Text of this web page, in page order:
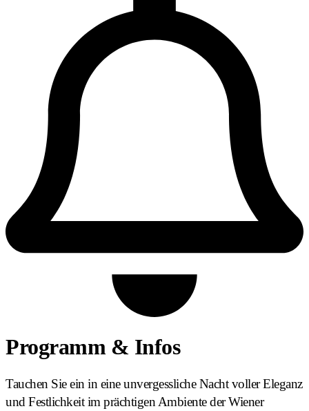
Programm & Infos
Tauchen Sie ein in eine unvergessliche Nacht voller Eleganz
und Festlichkeit im prächtigen Ambiente der Wiener